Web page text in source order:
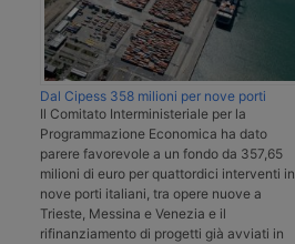
Dal Cipess 358 milioni per nove porti
Il Comitato Interministeriale per la
Programmazione Economica ha dato
parere favorevole a un fondo da 357,65
milioni di euro per quattordici interventi in
nove porti italiani, tra opere nuove a
Trieste, Messina e Venezia e il
rifinanziamento di progetti già avviati in